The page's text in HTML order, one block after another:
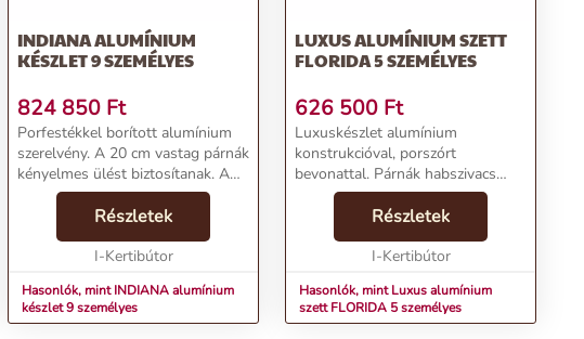
INDIANA ALUMÍNIUM
KÉSZLET 9 SZEMÉLYES
824 850 Ft
Porfestékkel borított alumínium
szerelvény. A 20 cm vastag párnák
kényelmes ülést biztosítanak. A
párnák és párnák cipzárral vannak
ellátva, így a huzat levehető. Az
asztal magassága állítható, 50
Részletek
I-Kertibútor
Hasonlók, mint INDIANA alumínium
készlet 9 személyes
LUXUS ALUMÍNIUM SZETT
FLORIDA 5 SZEMÉLYES
626 500 Ft
Luxuskészlet alumínium
konstrukcióval, porszórt
bevonattal. Párnák habszivacs
töltettel 20 cm. A párnák és
párnák cipzárral vannak ellátva,
így a huzat levehető. Polifából
készült asztallap. A kész...
Részletek
I-Kertibútor
Hasonlók, mint Luxus alumínium
szett FLORIDA 5 személyes